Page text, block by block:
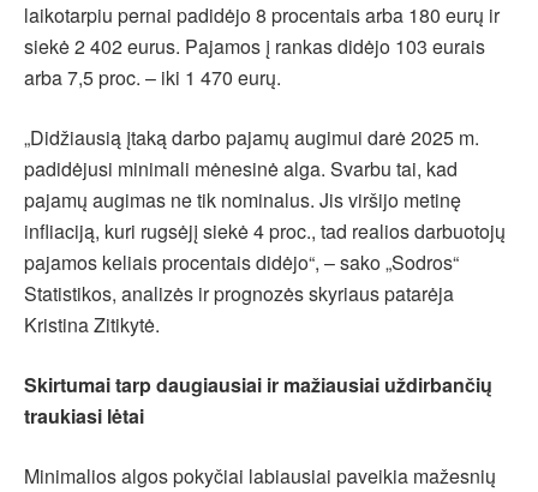
laikotarpiu pernai padidėjo 8 procentais arba 180 eurų ir
siekė 2 402 eurus. Pajamos į rankas didėjo 103 eurais
arba 7,5 proc. – iki 1 470 eurų.
„Didžiausią įtaką darbo pajamų augimui darė 2025 m.
padidėjusi minimali mėnesinė alga. Svarbu tai, kad
pajamų augimas ne tik nominalus. Jis viršijo metinę
infliaciją, kuri rugsėjį siekė 4 proc., tad realios darbuotojų
pajamos keliais procentais didėjo“, – sako „Sodros“
Statistikos, analizės ir prognozės skyriaus patarėja
Kristina Zitikytė.
Skirtumai tarp daugiausiai ir mažiausiai uždirbančių
traukiasi lėtai
Minimalios algos pokyčiai labiausiai paveikia mažesnių